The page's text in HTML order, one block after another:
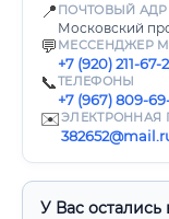
📍 ПОЧТОВЫЙ
Московский
💬 МЕССЕНДЖЕР
+7 (920) 211-67-
📞ТЕЛЕФОНЫ
+7 (967) 809-
✉️ЭЛЕКТРОННАЯ
У Вас